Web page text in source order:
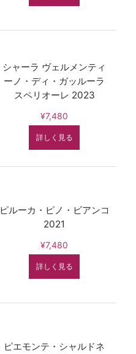
シャーラ ヴェルメンティ
ーノ・ディ・ガッルーラ
スペリオーレ 2023
¥7,480
詳しく見る
ピルーカ・ピノ・ビアンコ
2021
¥7,480
詳しく見る
ピエモンテ・シャルドネ